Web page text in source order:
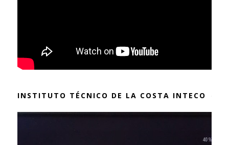
INSTITUTO TÉCNICO DE LA COSTA INTECO